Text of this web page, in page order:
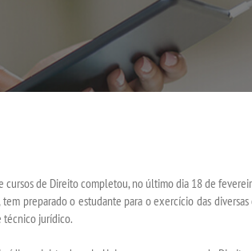
cursos de Direito completou, no último dia 18 de
preparado o estudante para o exercício das
técnico jurídico.